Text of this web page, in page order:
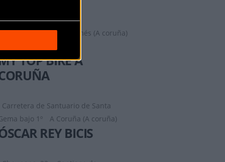
Rúa Travesa 5 Bajo Amés (A coruña)
TOP BIKE A
Carretera de Santuario de Santa
bajo 1º
A Coruña (A coruña)
REY BICIS